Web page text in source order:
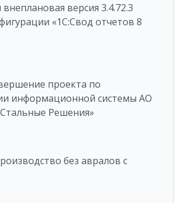
версия 3.4.72.3
«1C:Свод отчетов 8
проекта по
информационной системы АО
Решения»
без авралов с